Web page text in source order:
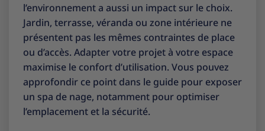
l’environnement a aussi un impact sur le choix.
Jardin, terrasse, véranda ou zone intérieure ne
présentent pas les mêmes contraintes de place
ou d’accès. Adapter votre projet à votre espace
maximise le confort d’utilisation. Vous pouvez
approfondir ce point dans le guide pour exposer
un spa de nage, notamment pour optimiser
l’emplacement et la sécurité.